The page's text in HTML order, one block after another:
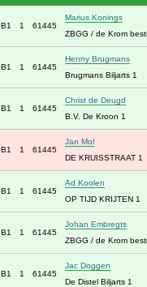
B1 1 61445
Marius Konings
ZBGG / de Krom
B1 1 61445
Henny Brugmans
Brugmans Biljarts 1
B1 1 61445
Christ de Deugd
B.V. De Kroon 1
B1 1 61445
Jan Mol
DE KRUISSTRAAT 1
B1 1 61445
Ad Koolen
OP TIJD KRIJTEN 1
B1 1 61445
Johan Embregts
ZBGG / de Krom
B1 1 61445
Jac Doggen
De Distel Biljarts 1